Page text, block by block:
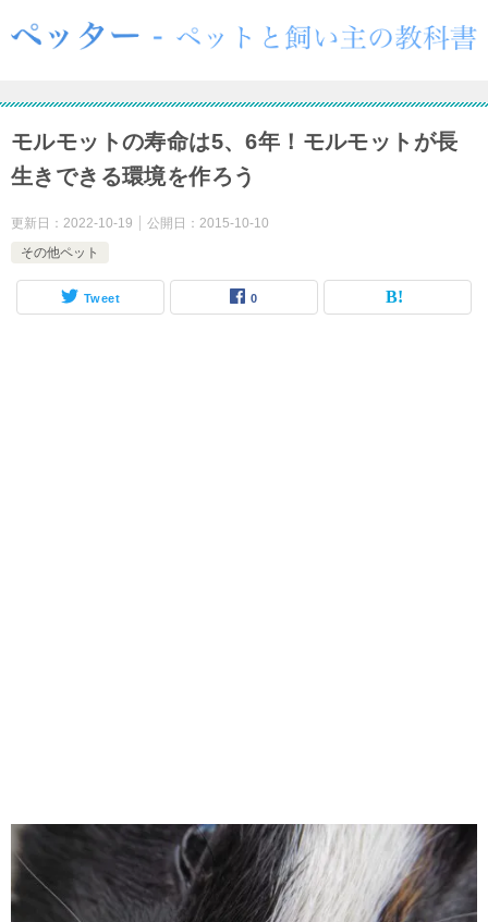
モルモットの寿命は5、6年！モルモットが長
生きできる環境を作ろう
更新日： 2022-10-19 公開日： 2015-10-10
その他ペット
Tweet 0